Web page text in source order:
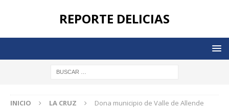
REPORTE DELICIAS
INICIO LA CRUZ
Dona municipio de Valle de Allende